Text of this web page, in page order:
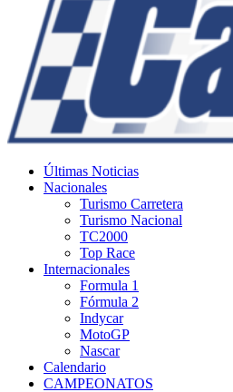
Últimas Noticias
Nacionales
Turismo Carretera
Turismo Nacional
TC2000
Top Race
Internacionales
Formula 1
Fórmula 2
Indycar
MotoGP
Nascar
Calendario
CAMPEONATOS